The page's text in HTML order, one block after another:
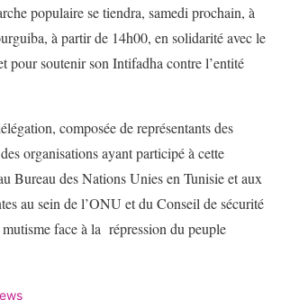
populaire se tiendra, samedi prochain, à
à partir de 14h00, en solidarité avec le
pour soutenir son Intifadha contre l’entité
composée de représentants des
organisations ayant participé à cette
Bureau des Nations Unies en Tunisie et aux
au sein de l’ONU et du Conseil de sécurité
face à la répression du peuple